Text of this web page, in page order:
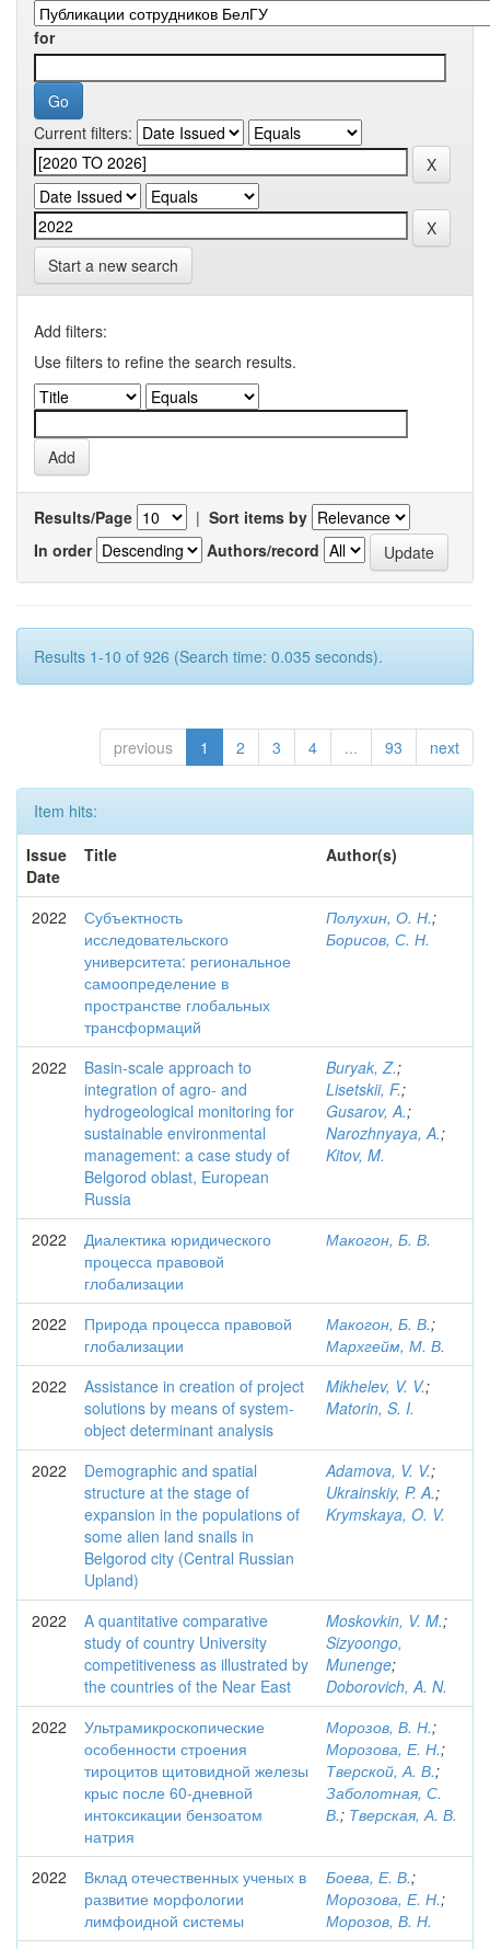
for
Current filters:
Start a new search
Add filters:
Use filters to refine the search results.
Results/Page | Sort items by
In order
Authors/record
Results 1-10 of 926 (Search time: 0.035 seconds).
previous 1 2 3 4 ... 93 next
Item hits:
Issue
Date
Title Author(s)
2022
Субъектность
исследовательского
университета: региональное
самоопределение в
пространстве глобальных
трансформаций
Полухин, О. Н.;
Борисов, С. Н.
2022
Basin-scale approach to
integration of agro- and
hydrogeological monitoring for
sustainable environmental
management: a case study of
Belgorod oblast, European
Russia
Buryak, Z.;
Lisetskii, F.;
Gusarov, A.;
Narozhnyaya, A.;
Kitov, M.
2022
Диалектика юридического
процесса правовой
глобализации
Макогон, Б. В.
2022
Природа процесса правовой
глобализации
Макогон, Б. В.;
Мархгейм, М. В.
2022
Assistance in creation of project
solutions by means of system-
object determinant analysis
Mikhelev, V. V.;
Matorin, S. I.
2022
Demographic and spatial
structure at the stage of
expansion in the populations of
some alien land snails in
Belgorod city (Central Russian
Upland)
Adamova, V. V.;
Ukrainskiy, P. A.;
Krymskaya, O. V.
2022
A quantitative comparative
study of country University
competitiveness as illustrated by
the countries of the Near East
Moskovkin, V. M.;
Sizyoongo,
Munenge;
Doborovich, A. N.
2022
Ультрамикроскопические
особенности строения
тироцитов щитовидной железы
крыс после 60-дневной
интоксикации бензоатом
натрия
Морозов, В. Н.;
Морозова, Е. Н.;
Тверской, А. В.;
Заболотная, С.
В.; Тверская, А. В.
2022
Вклад отечественных ученых в
развитие морфологии
лимфоидной системы
Боева, Е. В.;
Морозова, Е. Н.;
Морозов, В. Н.